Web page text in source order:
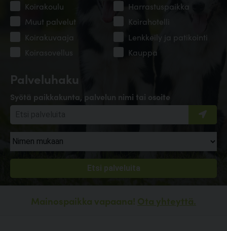
Palveluhaku
Syötä paikkakunta, palvelun nimi tai osoite
Koirakoulu
Harrastuspaikka
Muut palvelut
Koirahotelli
Koirakuvaaja
Lenkkeily ja patikointi
Koirasovellus
Kauppa
Mainospaikka vapaana! Ota yhteyttä.